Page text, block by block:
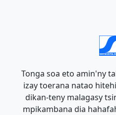
Tonga soa eto amin'ny
izay toerana natao
dikan-teny malagasy
mpikambana dia